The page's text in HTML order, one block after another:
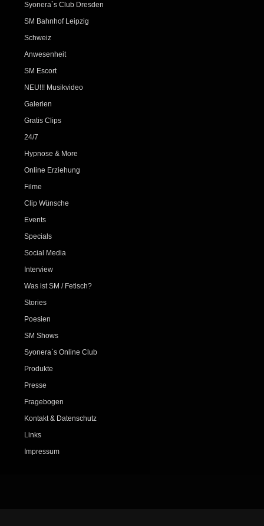
Syonera`s Club Dresden
SM Bahnhof Leipzig
Schweiz
Anwesenheit
SM Escort
NEU!!! Musikvideo
Galerien
Gratis Clips
24/7
Hypnose & More
Online Erziehung
Filme
Clip Wünsche
Events
Specials
Social Media
Interview
Was ist SM / Fetisch?
Stories
Poesien
SM Shows
Syonera`s Online Club
Produkte
Presse
Fragebogen
Kontakt & Datenschutz
Links
Impressum